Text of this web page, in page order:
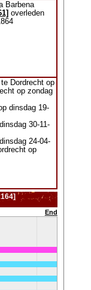
Barbena
overleden
Dordrecht op
op zondag
dinsdag 19-
30-11-
24-04-
op
End